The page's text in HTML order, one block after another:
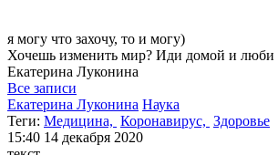
я могу что захочу, то и могу)
Хочешь изменить мир? Иди домой и
Екатерина Луконина
Все записи
Екатерина Луконина Наука
Теги: Медицина, Коронавирус, Здоровье
15:40 14 декабря 2020